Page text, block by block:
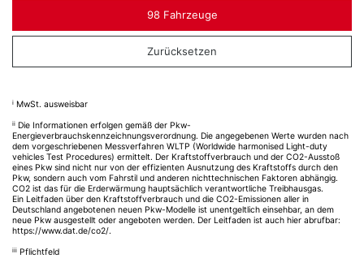
98 Fahrzeuge
Zurücksetzen
i MwSt. ausweisbar
ii Die Informationen erfolgen gemäß der Pkw-
Energieverbrauchskennzeichnungsverordnung. Die angegebenen Werte wurden nach
dem vorgeschriebenen Messverfahren WLTP (Worldwide harmonised Light-duty
vehicles Test Procedures) ermittelt. Der Kraftstoffverbrauch und der CO2-Ausstoß
eines Pkw sind nicht nur von der effizienten Ausnutzung des Kraftstoffs durch den
Pkw, sondern auch vom Fahrstil und anderen nichttechnischen Faktoren abhängig.
CO2 ist das für die Erderwärmung hauptsächlich verantwortliche Treibhausgas.
Ein Leitfaden über den Kraftstoffverbrauch und die CO2-Emissionen aller in
Deutschland angebotenen neuen Pkw-Modelle ist unentgeltlich einsehbar, an dem
neue Pkw ausgestellt oder angeboten werden. Der Leitfaden ist auch hier abrufbar:
https://www.dat.de/co2/.
iii Pflichtfeld